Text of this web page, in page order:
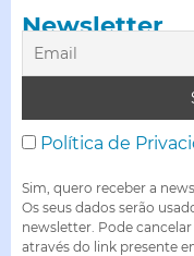
Newsletter
Política de
Sim, quero receber a
Os seus dados serão
newsletter. Pode
através do link presente